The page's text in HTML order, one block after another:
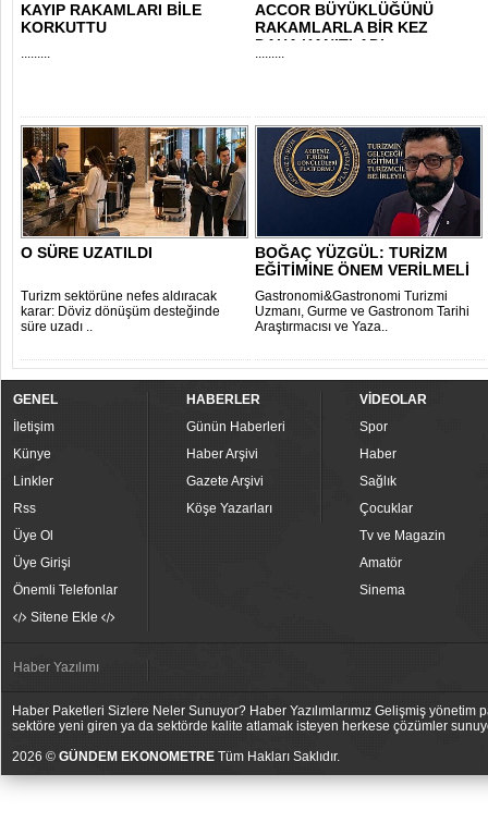
KAYIP RAKAMLARI BİLE
KORKUTTU
.........
ACCOR BÜYÜKLÜĞÜNÜ
RAKAMLARLA BİR KEZ
DAHA KANITLADI
.........
O SÜRE UZATILDI
Turizm sektörüne nefes aldıracak
karar: Döviz dönüşüm desteğinde
süre uzadı ..
BOĞAÇ YÜZGÜL: TURİZM
EĞİTİMİNE ÖNEM VERİLMELİ
Gastronomi&Gastronomi Turizmi
Uzmanı, Gurme ve Gastronom Tarihi
Araştırmacısı ve Yaza..
GENEL
İletişim
Künye
Linkler
Rss
Üye Ol
Üye Girişi
Önemli Telefonlar
Sitene Ekle
HABERLER
Günün Haberleri
Haber Arşivi
Gazete Arşivi
Köşe Yazarları
VİDEOLAR
Spor
Haber
Sağlık
Çocuklar
Tv ve Magazin
Amatör
Sinema
Haber Yazılımı
Haber Paketleri Sizlere Neler Sunuyor? Haber Yazılımlarımız Gelişmiş
sektöre yeni giren ya da sektörde kalite atlamak isteyen herkese çözümler
2026 © GÜNDEM EKONOMETRE Tüm Hakları Saklıdır.